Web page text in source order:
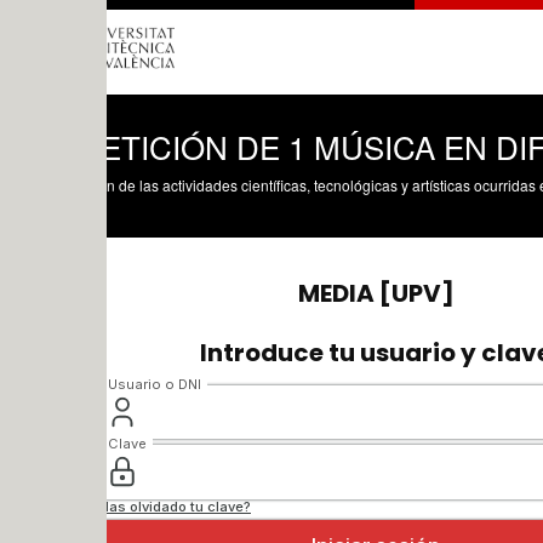
DE 1 MÚSICA EN
de las actividades científicas, tecnológicas y artísticas ocurridas en los tres